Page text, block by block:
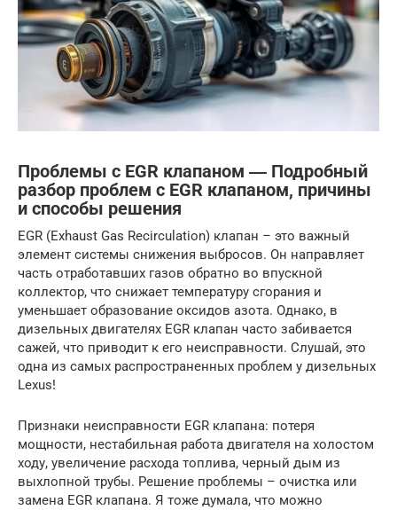
Проблемы с EGR клапаном ― Подробный
разбор проблем с EGR клапаном, причины
и способы решения
EGR (Exhaust Gas Recirculation) клапан – это важный
элемент системы снижения выбросов. Он направляет
часть отработавших газов обратно во впускной
коллектор, что снижает температуру сгорания и
уменьшает образование оксидов азота. Однако, в
дизельных двигателях EGR клапан часто забивается
сажей, что приводит к его неисправности. Слушай, это
одна из самых распространенных проблем у дизельных
Lexus!
Признаки неисправности EGR клапана: потеря
мощности, нестабильная работа двигателя на холостом
ходу, увеличение расхода топлива, черный дым из
выхлопной трубы. Решение проблемы – очистка или
замена EGR клапана. Я тоже думала, что можно